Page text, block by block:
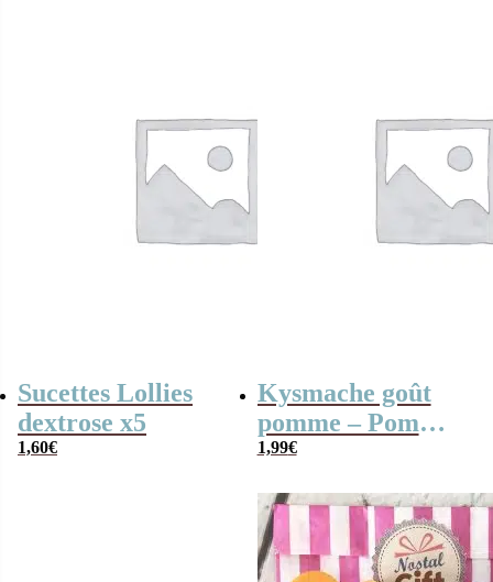
Sucettes Lollies
dextrose x5
1,60€
Kysmache goût
pomme – Pom
Pom x 20
1,99€